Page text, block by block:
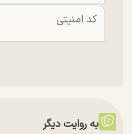
به روایت دیگر